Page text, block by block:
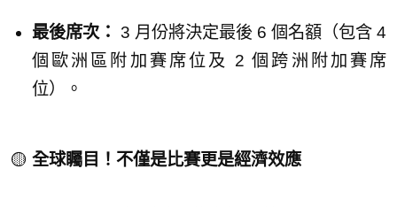
最後席次： 3 月份將決定最後 6 個名額（包含 4
個歐洲區附加賽席位及 2 個跨洲附加賽席
位）。
🟡 全球矚目！不僅是比賽更是經濟效應